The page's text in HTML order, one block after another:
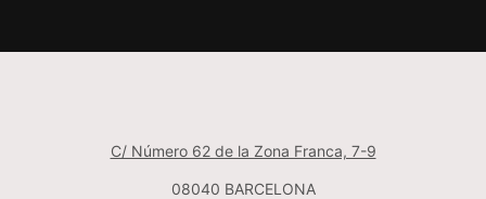
C/ Número 62 de la Zona Franca, 7-9
08040 BARCELONA